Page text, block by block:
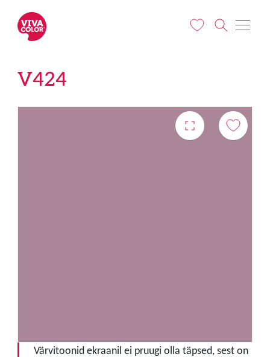
V424
Värvitoonid ekraanil ei pruugi olla täpsed, sest on